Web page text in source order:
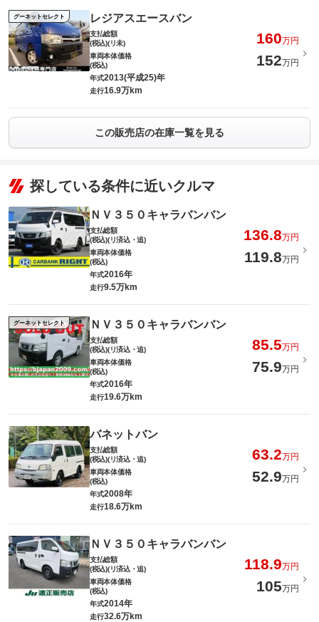
グーネットセレクト レジアスエースバン
支払総額
(税込)(リ未)
160万円
車両本体価格
(税込)
152万円
年式2013(平成25)年
走行16.9万km
この販売店の在庫一覧を見る
探している条件に近いクルマ
ＮＶ３５０キャラバンバン
支払総額
(税込)(リ済込・追)
136.8万円
車両本体価格
(税込)
119.8万円
年式2016年
走行9.5万km
グーネットセレクト ＮＶ３５０キャラバンバン
支払総額
(税込)(リ済込・追)
85.5万円
車両本体価格
(税込)
75.9万円
年式2016年
走行19.6万km
バネットバン
支払総額
(税込)(リ済込・追)
63.2万円
車両本体価格
(税込)
52.9万円
年式2008年
走行18.6万km
ＮＶ３５０キャラバンバン
支払総額
(税込)(リ済込・追)
118.9万円
車両本体価格
(税込)
105万円
年式2014年
走行32.6万km